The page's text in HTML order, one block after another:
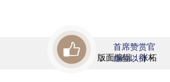
版面编辑：张柘
首席赞赏官
虚位以待